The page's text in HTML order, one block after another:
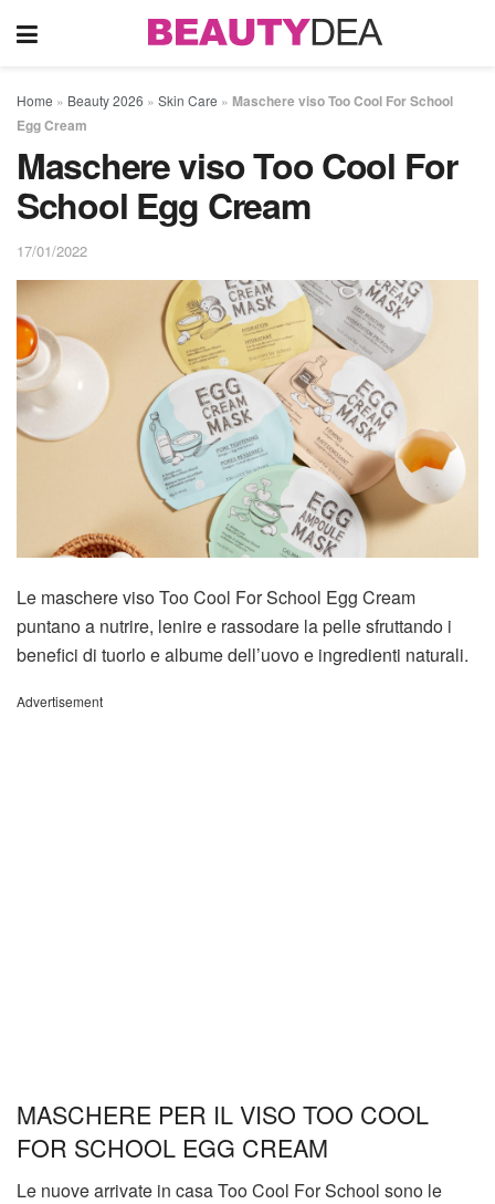
Home » Beauty 2026 » Skin Care » Maschere viso Too Cool For School
Egg Cream
Maschere viso Too Cool For
School Egg Cream
17/01/2022
Le maschere viso Too Cool For School Egg Cream
puntano a nutrire, lenire e rassodare la pelle sfruttando i
benefici di tuorlo e albume dell’uovo e ingredienti naturali.
Advertisement
MASCHERE PER IL VISO TOO COOL
FOR SCHOOL EGG CREAM
Le nuove arrivate in casa Too Cool For School sono le